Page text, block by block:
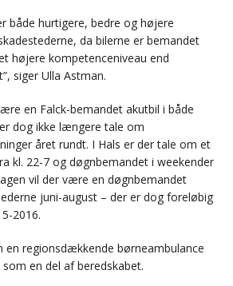
både hurtigere, bedre og højere
da bilerne er bemandet
højere kompetenceniveau end
siger Ulla Astman.
en Falck-bemandet akutbil i både
dog ikke længere tale om
året rundt. I Hals er der tale om et
kl. 22-7 og døgnbemandet i weekender
vil der være en døgnbemandet
juni-august – der er dog foreløbig
2016.
en regionsdækkende børneambulance
en del af beredskabet.